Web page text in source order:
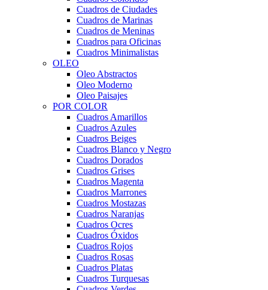
Cuadros de Ciudades
Cuadros de Marinas
Cuadros de Meninas
Cuadros para Oficinas
Cuadros Minimalistas
OLEO
Oleo Abstractos
Oleo Moderno
Oleo Paisajes
POR COLOR
Cuadros Amarillos
Cuadros Azules
Cuadros Beiges
Cuadros Blanco y Negro
Cuadros Dorados
Cuadros Grises
Cuadros Magenta
Cuadros Marrones
Cuadros Mostazas
Cuadros Naranjas
Cuadros Ocres
Cuadros Óxidos
Cuadros Rojos
Cuadros Rosas
Cuadros Platas
Cuadros Turquesas